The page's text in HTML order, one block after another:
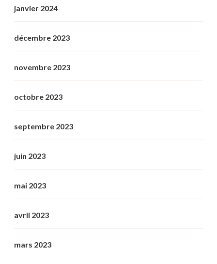
janvier 2024
décembre 2023
novembre 2023
octobre 2023
septembre 2023
juin 2023
mai 2023
avril 2023
mars 2023